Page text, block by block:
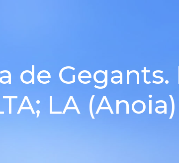
de Gegants.
LA (Anoia)